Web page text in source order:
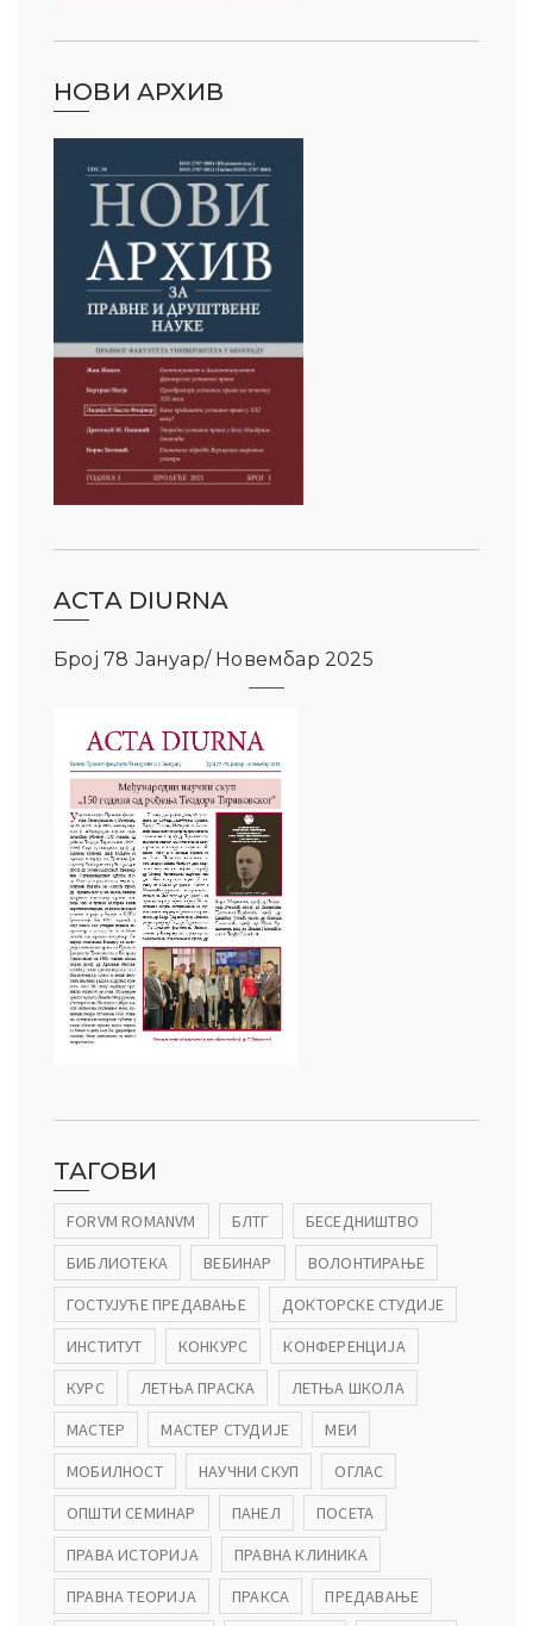
НОВИ АРХИВ
ACTA DIURNA
Број 78 Јануар/ Новембар 2025
ТАГОВИ
FORVM ROMANVM БЛТГ
БЕСЕДНИШТВО
БИБЛИОТЕКА
ВЕБИНАР
ВОЛОНТИРАЊЕ
ГОСТУЈУЋЕ ПРЕДАВАЊЕ
ДОКТОРСКЕ СТУДИЈЕ
ИНСТИТУТ
КОНКУРС
КОНФЕРЕНЦИЈА
КУРС
ЛЕТЊА ПРАСКА
ЛЕТЊА ШКОЛА
МАСТЕР
МАСТЕР СТУДИЈЕ
МЕИ
МОБИЛНОСТ
НАУЧНИ СКУП
ОГЛАС
ОПШТИ СЕМИНАР
ПАНЕЛ
ПОСЕТА
ПРАВА ИСТОРИЈА
ПРАВНА КЛИНИКА
ПРАВНА ТЕОРИЈА
ПРАКСА
ПРЕДАВАЊЕ